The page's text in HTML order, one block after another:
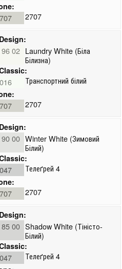
2707
02 Laundry White (Біла
Білизна)
Транспортний білий
2707
00 Winter White (Зимовий
Білий)
Телеґрей 4
2707
00 Shadow White (Тіністо-
Білий)
Телеґрей 4